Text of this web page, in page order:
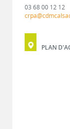
03 68 00 12 12
PLAN